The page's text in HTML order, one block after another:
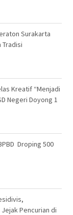
Surakarta
Tradisi
Kreatif “Menjadi
Negeri Doyong 1
Droping 500
Pencurian di